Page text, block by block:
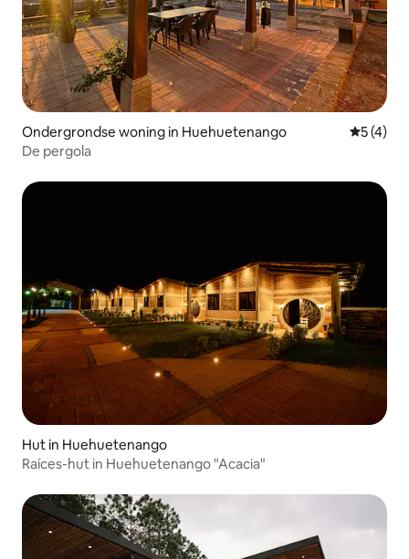
Ondergrondse woning in Huehuetenango
5 (4)
De pergola
Hut in Huehuetenango
Raíces-hut in Huehuetenango "Acacia"